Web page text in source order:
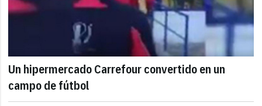
Un hipermercado Carrefour convertido en un
campo de fútbol